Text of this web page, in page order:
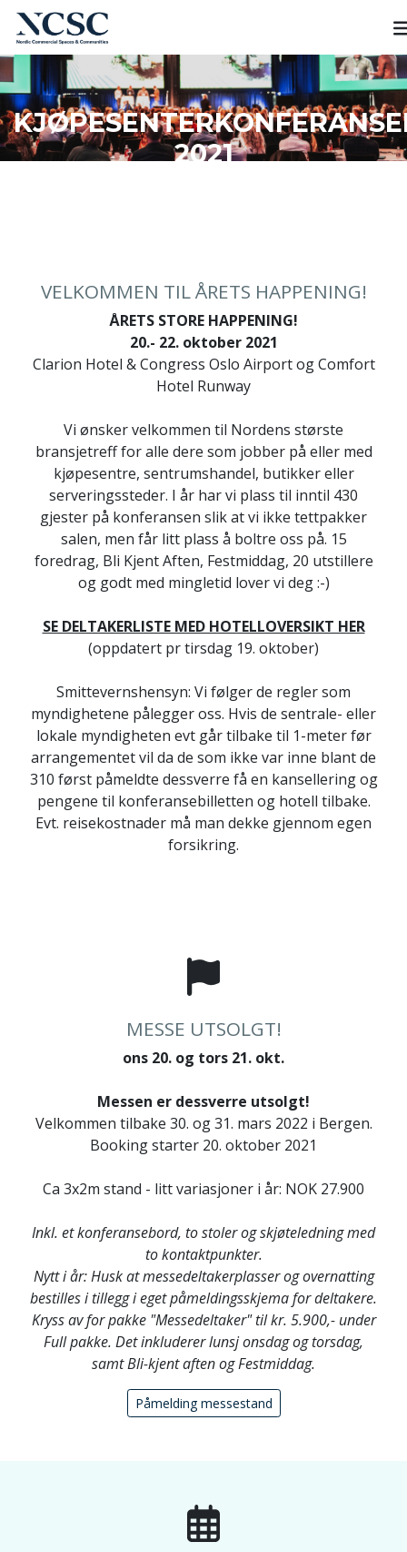
Skip
content
2021
VELKOMMEN TIL ÅRETS HAPPENING!
ÅRETS STORE HAPPENING!
20.- 22. oktober 2021
Clarion Hotel & Congress Oslo Airport og Comfort
Hotel Runway
Vi ønsker velkommen til Nordens største
bransjetreff for alle dere som jobber på eller med
kjøpesentre, sentrumshandel, butikker eller
serveringssteder. I år har vi plass til inntil 430
gjester på konferansen slik at vi ikke tettpakker
salen, men får litt plass å boltre oss på. 15
foredrag, Bli Kjent Aften, Festmiddag, 20 utstillere
og godt med mingletid lover vi deg :-)
SE DELTAKERLISTE MED HOTELLOVERSIKT HER
(oppdatert pr tirsdag 19. oktober)
Smittevernshensyn: Vi følger de regler som
myndighetene pålegger oss. Hvis de sentrale- eller
lokale myndigheten evt går tilbake til 1-meter før
arrangementet vil da de som ikke var inne blant de
310 først påmeldte dessverre få en kansellering og
pengene til konferansebilletten og hotell tilbake.
Evt. reisekostnader må man dekke gjennom egen
forsikring.
MESSE UTSOLGT!
ons 20. og tors 21. okt.
Messen er dessverre utsolgt!
Velkommen tilbake 30. og 31. mars 2022 i Bergen.
Booking starter 20. oktober 2021
Ca 3x2m stand - litt variasjoner i år: NOK 27.900
Inkl. et konferansebord, to stoler og skjøteledning med
to kontaktpunkter.
Nytt i år: Husk at messedeltakerplasser og overnatting
bestilles i tillegg i eget påmeldingsskjema for deltakere.
Kryss av for pakke "Messedeltaker" til kr. 5.900,- under
Full pakke. Det inkluderer lunsj onsdag og torsdag,
samt Bli-kjent aften og Festmiddag.
Påmelding messestand